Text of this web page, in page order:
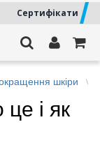
Сертифікати
шкіри
і як